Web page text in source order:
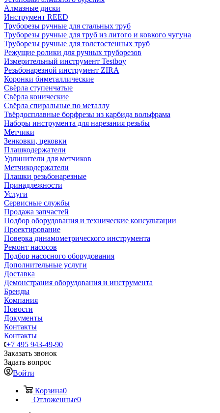
Алмазные диски
Инструмент REED
Труборезы ручные для стальных труб
Труборезы ручные для труб из литого и ковкого чугуна
Труборезы ручные для толстостенных труб
Режущие ролики для ручных труборезов
Измерительный инструмент Testboy
Резьбонарезной инструмент ZIRA
Коронки биметаллические
Свёрла ступенчатые
Свёрла конические
Свёрла спиральные по металлу
Твёрдосплавные борфрезы из карбида вольфрама
Наборы инструмента для нарезания резьбы
Метчики
Зенковки, цековки
Плашкодержатели
Удлинители для метчиков
Метчикодержатели
Плашки резьбонарезные
Принадлежности
Услуги
Сервисные службы
Продажа запчастей
Подбор оборудования и технические консультации
Проектирование
Поверка динамометрического инструмента
Ремонт насосов
Подбор насосного оборудования
Дополнительные услуги
Доставка
Демонстрация оборудования и инструмента
Бренды
Компания
Новости
Документы
Контакты
Контакты
+7 495 943-49-90
Заказать звонок
Задать вопрос
Войти
Корзина0
Отложенные0